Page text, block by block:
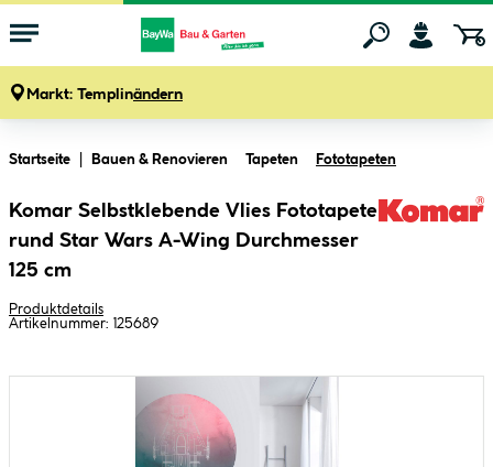
Markt: Templinändern
Startseite Bauen & Renovieren Tapeten Fototapeten
Komar Selbstklebende Vlies Fototapete
rund Star Wars A-Wing Durchmesser
125 cm
Produktdetails
Artikelnummer: 125689